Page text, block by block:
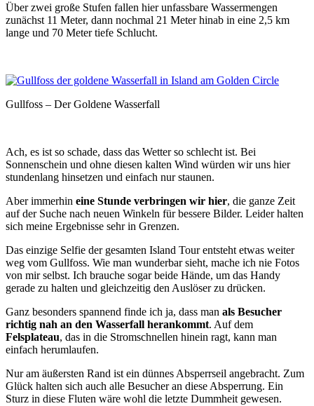
Über zwei große Stufen fallen hier unfassbare Wassermengen
zunächst 11 Meter, dann nochmal 21 Meter hinab in eine 2,5 km
lange und 70 Meter tiefe Schlucht.
Gullfoss – Der Goldene Wasserfall
Ach, es ist so schade, dass das Wetter so schlecht ist. Bei
Sonnenschein und ohne diesen kalten Wind würden wir uns hier
stundenlang hinsetzen und einfach nur staunen.
Aber immerhin eine Stunde verbringen wir hier, die ganze Zeit
auf der Suche nach neuen Winkeln für bessere Bilder. Leider halten
sich meine Ergebnisse sehr in Grenzen.
Das einzige Selfie der gesamten Island Tour entsteht etwas weiter
weg vom Gullfoss. Wie man wunderbar sieht, mache ich nie Fotos
von mir selbst. Ich brauche sogar beide Hände, um das Handy
gerade zu halten und gleichzeitig den Auslöser zu drücken.
Ganz besonders spannend finde ich ja, dass man als Besucher
richtig nah an den Wasserfall herankommt. Auf dem
Felsplateau, das in die Stromschnellen hinein ragt, kann man
einfach herumlaufen.
Nur am äußersten Rand ist ein dünnes Absperrseil angebracht. Zum
Glück halten sich auch alle Besucher an diese Absperrung. Ein
Sturz in diese Fluten wäre wohl die letzte Dummheit gewesen.